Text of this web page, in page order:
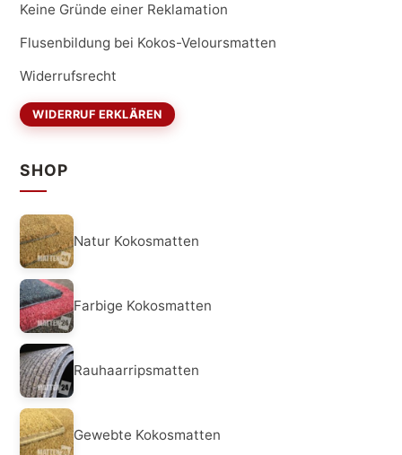
Keine Gründe einer Reklamation
Flusenbildung bei Kokos-Veloursmatten
Widerrufsrecht
WIDERRUF ERKLÄREN
SHOP
Natur Kokosmatten
Farbige Kokosmatten
Rauhaarripsmatten
Gewebte Kokosmatten